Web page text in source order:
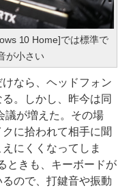
10 Home]では標準で
が小さい
なら、ヘッドフォン
。しかし、昨今は同
議が増えた。その場
に拾われて相手に聞
にくくなってしま
ときも、キーボードが
ので、打鍵音や振動